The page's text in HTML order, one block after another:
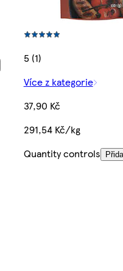
5 (1)
Více z kategorie
37,90 Kč
291,54 Kč/kg
Quantity controls